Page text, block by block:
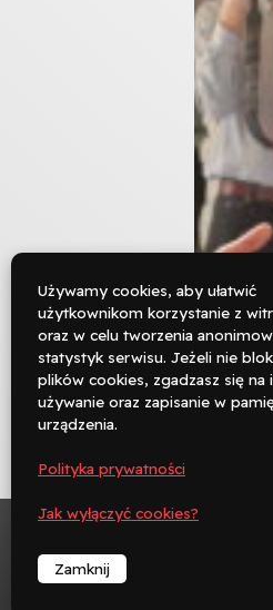

Rezerwuj

︁
︁
Używamy cookies, aby ułatwić
użytkownikom korzystanie z
oraz w celu tworzenia
statystyk serwisu. Jeżeli nie
plików cookies, zgadzasz się na
używanie oraz zapisanie w
urządzenia.
Polityka prywatności
Jak wyłączyć cookies?
Zamknij